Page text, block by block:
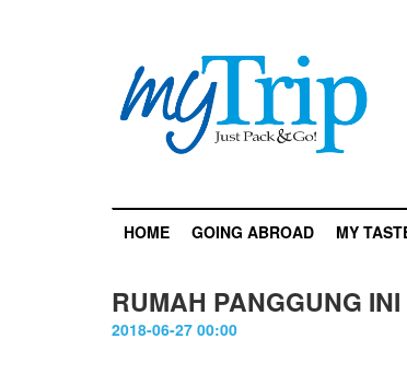
HOME GOING ABROAD MY
RUMAH PANGGUNG
2018-06-27 00:00